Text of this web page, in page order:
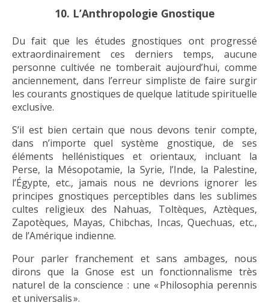
10. L’Anthropologie Gnostique
Du fait que les études gnostiques ont progressé
extraordinairement ces derniers temps, aucune
personne cultivée ne tomberait aujourd’hui, comme
anciennement, dans l’erreur simpliste de faire surgir
les courants gnostiques de quelque latitude spirituelle
exclusive.
S’il est bien certain que nous devons tenir compte,
dans n’importe quel système gnostique, de ses
éléments hellénistiques et orientaux, incluant la
Perse, la Mésopotamie, la Syrie, l’Inde, la Palestine,
l’Égypte, etc., jamais nous ne devrions ignorer les
principes gnostiques perceptibles dans les sublimes
cultes religieux des Nahuas, Toltèques, Aztèques,
Zapotèques, Mayas, Chibchas, Incas, Quechuas, etc.,
de l’Amérique indienne.
Pour parler franchement et sans ambages, nous
dirons que la Gnose est un fonctionnalisme très
naturel de la conscience : une « Philosophia perennis
et universalis ».